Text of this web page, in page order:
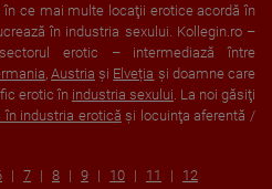
în ce mai multe locaţii erotice acordă în
în industria sexului. Kollegin.ro –
erotic – intermediază între
,Austria şi Elveția şi doamne care
erotic în industria sexului. La noi găsiţi
în industria erotică şi locuinţa aferentă /
7 8 9 10 11 12